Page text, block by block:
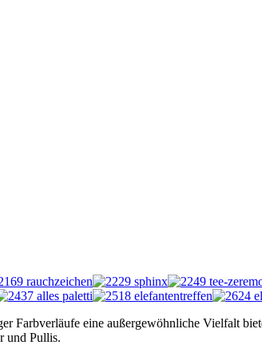
Farbverläufe eine außergewöhnliche Vielfalt
und Pullis.